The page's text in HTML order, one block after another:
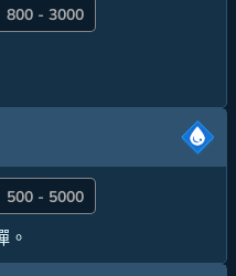
800 - 3000
500 - 5000
。